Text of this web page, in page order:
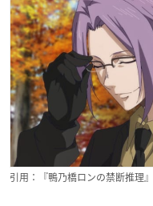
引用：『鴨乃橋ロンの禁断推理』